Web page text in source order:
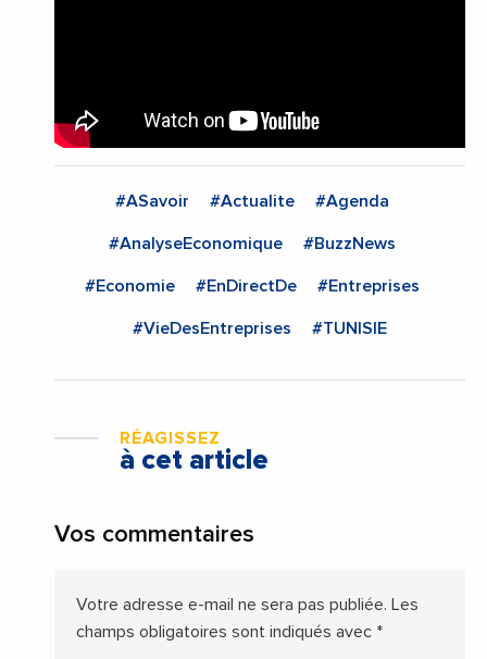
#ASavoir #Actualite #Agenda
#AnalyseEconomique #BuzzNews
#Economie #EnDirectDe #Entreprises
#VieDesEntreprises #TUNISIE
RÉAGISSEZ
à cet article
Vos commentaires
Votre adresse e-mail ne sera pas publiée. Les
champs obligatoires sont indiqués avec *